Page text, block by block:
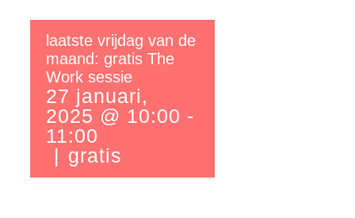
laatste vrijdag van de
maand: gratis The
Work sessie
27 januari,
2025 @ 10:00 -
11:00
| gratis